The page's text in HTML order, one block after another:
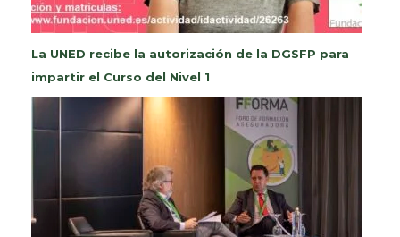
La UNED recibe la autorización de la DGSFP para
impartir el Curso del Nivel 1